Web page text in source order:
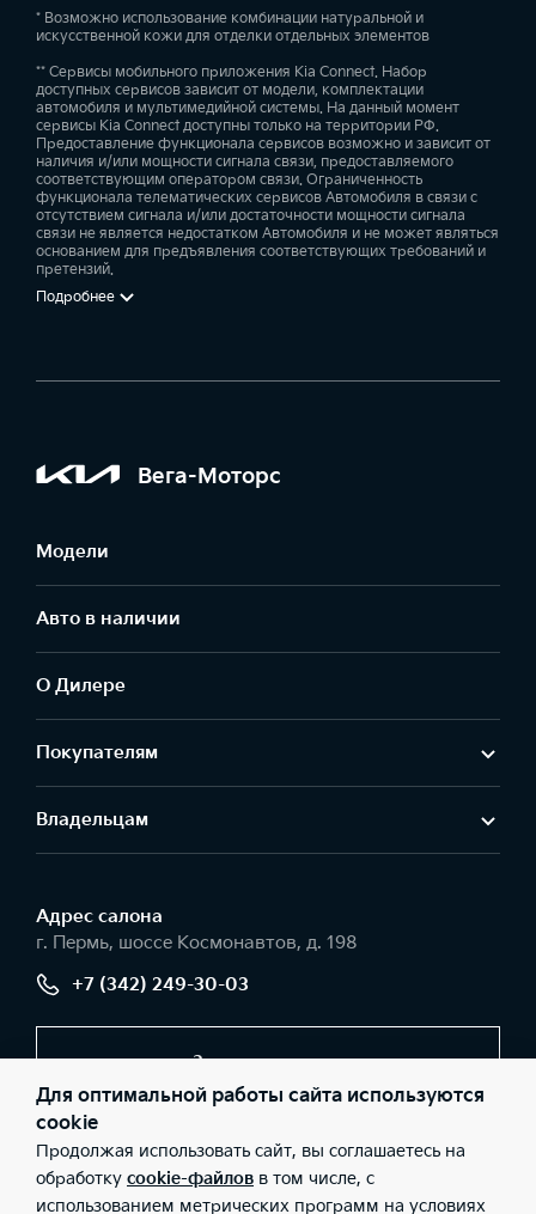
* Возможно использование комбинации натуральной и
искусственной кожи для отделки отдельных элементов
** Сервисы мобильного приложения Kia Connect. Набор
доступных сервисов зависит от модели, комплектации
автомобиля и мультимедийной системы. На данный момент
сервисы Kia Connect доступны только на территории РФ.
Предоставление функционала сервисов возможно и зависит от
наличия и/или мощности сигнала связи, предоставляемого
соответствующим оператором связи. Ограниченность
функционала телематических сервисов Автомобиля в связи с
отсутствием сигнала и/или достаточности мощности сигнала
связи не является недостатком Автомобиля и не может являться
основанием для предъявления соответствующих требований и
претензий.
Подробнее
Вега-Моторс
Модели
Авто в наличии
О Дилере
Покупателям
Владельцам
Адрес салонa
г. Пермь, шоссе Космонавтов, д. 198
+7 (342) 249-30-03
Заказать звонок
© 2026 Юридические лица ООО «Вега-моторс» (Фактический
адрес: г. Пермь, шоссе Космонавтов, д. 198; Телефон: +7 (342)
249-30-03; ИНН: 5902879460; ОГРН: 1115902006505), ООО «Киа
Россия и СНГ» (Фактический адрес: г.Москва, Валовая 26;
Для оптимальной работы сайта используются
cookie
Продолжая использовать сайт, вы соглашаетесь на
обработку cookie-файлов в том числе, с
использованием метрических программ на условиях